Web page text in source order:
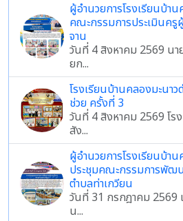
ผู้อำนวยการโรงเรียนบ้า
คณะกรรมการประเมินครู
จาน
วันที่ 4 สิงหาคม 2569 น
ยก...
โรงเรียนบ้านคลองมะนา
ช่วย ครั้งที่ 3
วันที่ 4 สิงหาคม 2569 โร
สัง...
ผู้อำนวยการโรงเรียนบ้าน
ประชุมคณะกรรมการพัฒ
ตำบลท่าเกวียน
วันที่ 31 กรกฎาคม 2569
น...